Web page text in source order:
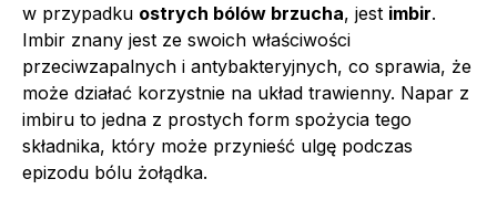
w przypadku ostrych bólów brzucha, jest imbir.
Imbir znany jest ze swoich właściwości
przeciwzapalnych i antybakteryjnych, co sprawia, że
może działać korzystnie na układ trawienny. Napar z
imbiru to jedna z prostych form spożycia tego
składnika, który może przynieść ulgę podczas
epizodu bólu żołądka.